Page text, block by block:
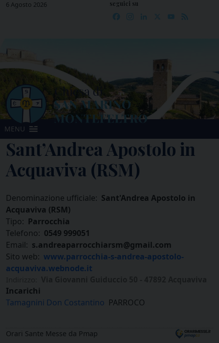
Skip6 Agosto 2026 seguici su
Facebook
Instagram
LinkedIn YouTube
MENU
Sant’Andrea Apostolo in
Acquaviva (RSM)
Denominazione ufficiale: Sant'Andrea Apostolo in
Acquaviva (RSM)
Tipo: Parrocchia
Telefono: 0549 999051
Email: s.andreaparrocchiarsm@gmail.com
Sito web: www.parrocchia-s-andrea-apostolo-
acquaviva.webnode.it
Incarichi
Tamagnini Don Costantino PARROCO
Orari Sante Messe da Pmap